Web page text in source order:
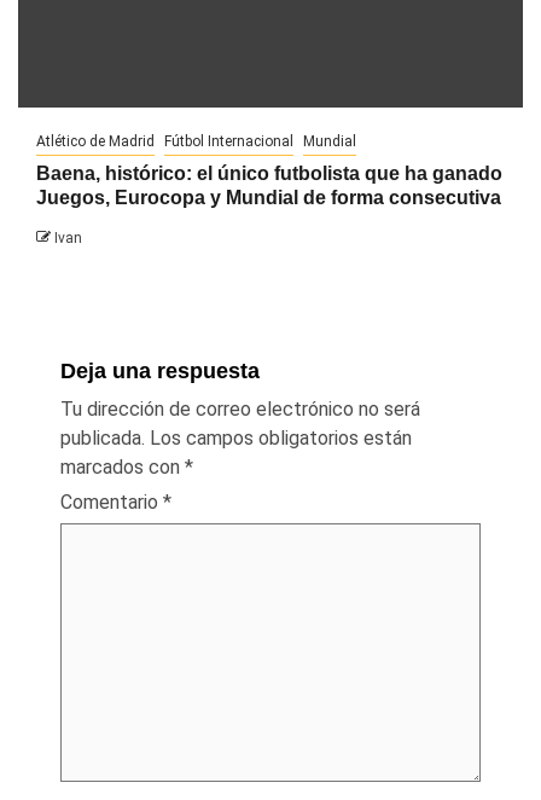
Atlético de Madrid Fútbol Internacional Mundial
Baena, histórico: el único futbolista que ha ganado
Juegos, Eurocopa y Mundial de forma consecutiva
Ivan
Deja una respuesta
Tu dirección de correo electrónico no será
publicada. Los campos obligatorios están
marcados con *
Comentario *